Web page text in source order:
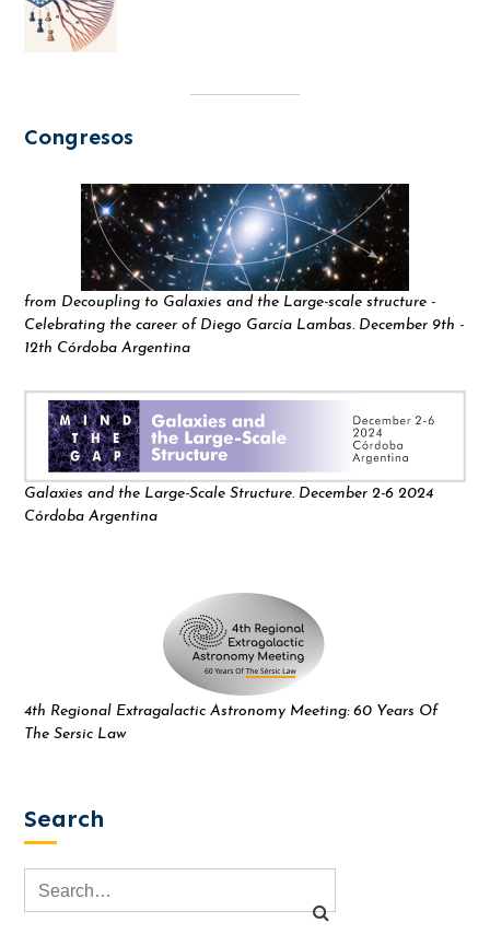
Congresos
from Decoupling to Galaxies and the Large-scale structure -
Celebrating the career of Diego García Lambas. December 9th -
12th Córdoba Argentina
Galaxies and the Large-Scale Structure. December 2-6 2024
Córdoba Argentina
4th Regional Extragalactic Astronomy Meeting: 60 Years Of
The Sersic Law
Search